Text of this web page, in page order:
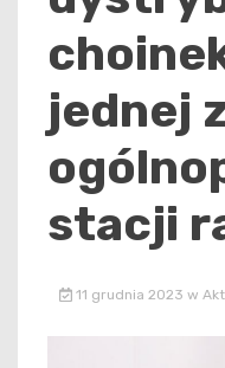
jednej
stacji
11 grudnia 2023 w